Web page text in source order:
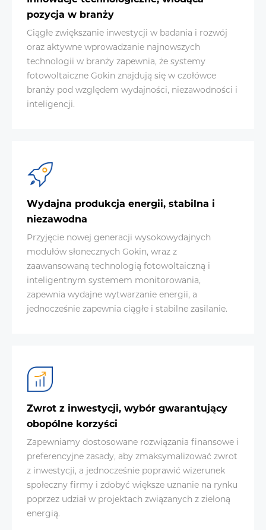
pozycja w branży
Ciągłe zwiększanie inwestycji w badania i rozwój
oraz aktywne wprowadzanie najnowszych
technologii w branży zapewnia, że systemy
fotowoltaiczne Gokin znajdują się w czołówce
branży pod względem wydajności, niezawodności i
inteligencji.
Wydajna produkcja energii, stabilna i
niezawodna
Przyjęcie nowej generacji wysokowydajnych
modułów słonecznych Gokin, wraz z
zaawansowaną technologią fotowoltaiczną i
inteligentnym systemem monitorowania,
zapewnia wydajne wytwarzanie energii, a
jednocześnie zapewnia ciągłe i stabilne zasilanie.
Zwrot z inwestycji, wybór gwarantujący
obopólne korzyści
Zapewniamy dostosowane rozwiązania finansowe i
preferencyjne zasady, aby zmaksymalizować zwrot
z inwestycji, a jednocześnie poprawić wizerunek
społeczny firmy i zdobyć większe uznanie na rynku
poprzez udział w projektach związanych z zieloną
energią.